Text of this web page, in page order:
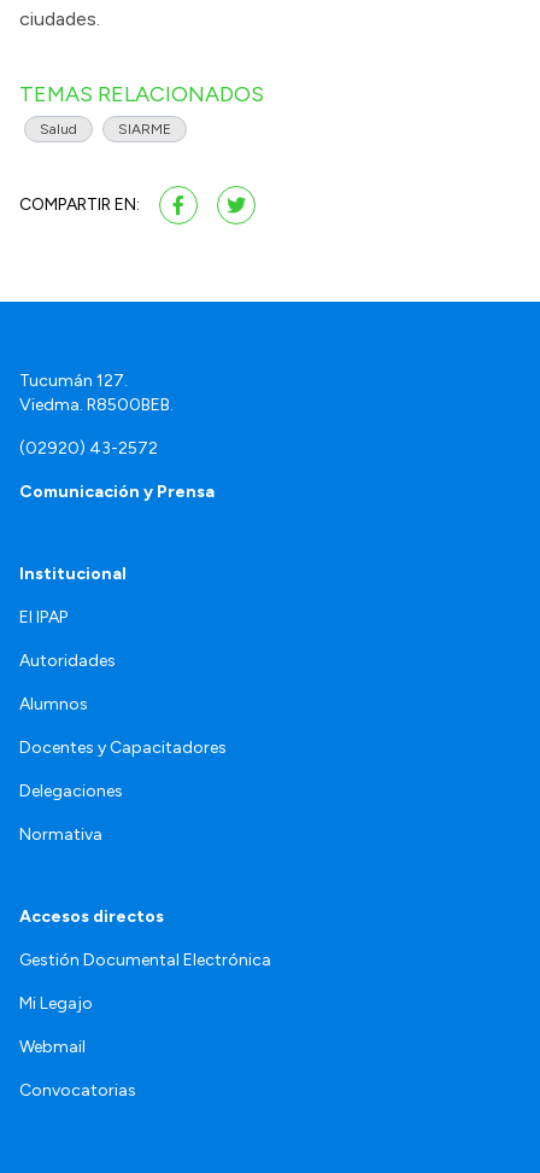
ciudades.
TEMAS RELACIONADOS
Salud SIARME
COMPARTIR EN:
Tucumán 127.
Viedma. R8500BEB.
(02920) 43-2572
Comunicación y Prensa
Institucional
El IPAP
Autoridades
Alumnos
Docentes y Capacitadores
Delegaciones
Normativa
Accesos directos
Gestión Documental Electrónica
Mi Legajo
Webmail
Convocatorias